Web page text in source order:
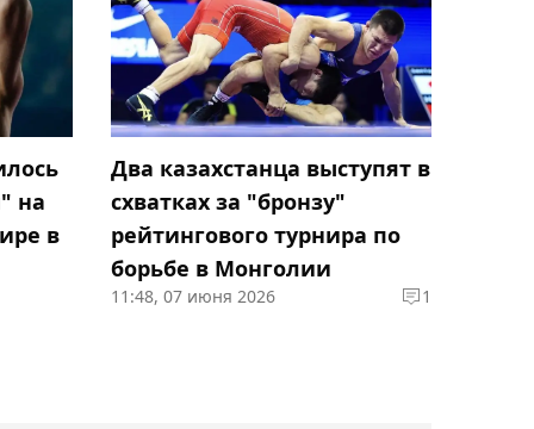
Астане
Усик раскрыл
подробности
организации своего
последнего боя в карьере
05:41, Сегодня
Дамир Жалгасбай вышел
05:27, Сегодня
на
в
Два казахстанца выступят в
схватках за "бронзу"
рейтингового турнира по
борьбе в Монголии
11:48, 07 июня 2026 1